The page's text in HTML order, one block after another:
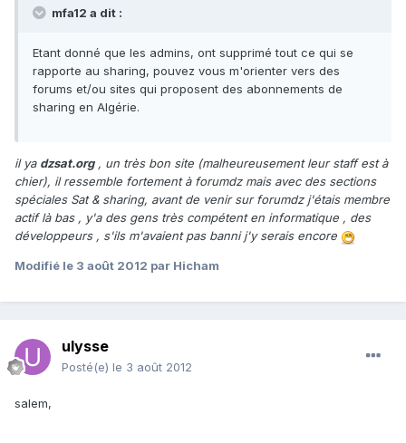
mfa12 a dit :
Etant donné que les admins, ont supprimé tout ce qui se
rapporte au sharing, pouvez vous m'orienter vers des
forums et/ou sites qui proposent des abonnements de
sharing en Algérie.
il ya dzsat.org, un très bon site (malheureusement leur staff est à
chier), il ressemble fortement à forumdz mais avec des sections
spéciales Sat & sharing, avant de venir sur forumdz j'étais membre
actif là bas , y'a des gens très compétent en informatique , des
développeurs , s'ils m'avaient pas banni j'y serais encore
Modifié le 3 août 2012 par Hicham
ulysse
Posté(e) le 3 août 2012
salem,